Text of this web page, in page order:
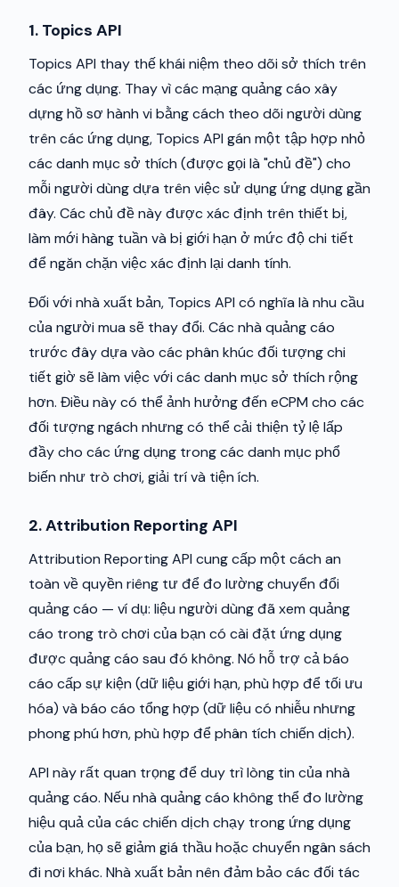
1. Topics API
Topics API thay thế khái niệm theo dõi sở thích trên
các ứng dụng. Thay vì các mạng quảng cáo xây
dựng hồ sơ hành vi bằng cách theo dõi người dùng
trên các ứng dụng, Topics API gán một tập hợp nhỏ
các danh mục sở thích (được gọi là "chủ đề") cho
mỗi người dùng dựa trên việc sử dụng ứng dụng gần
đây. Các chủ đề này được xác định trên thiết bị,
làm mới hàng tuần và bị giới hạn ở mức độ chi tiết
để ngăn chặn việc xác định lại danh tính.
Đối với nhà xuất bản, Topics API có nghĩa là nhu cầu
của người mua sẽ thay đổi. Các nhà quảng cáo
trước đây dựa vào các phân khúc đối tượng chi
tiết giờ sẽ làm việc với các danh mục sở thích rộng
hơn. Điều này có thể ảnh hưởng đến eCPM cho các
đối tượng ngách nhưng có thể cải thiện tỷ lệ lấp
đầy cho các ứng dụng trong các danh mục phổ
biến như trò chơi, giải trí và tiện ích.
2. Attribution Reporting API
Attribution Reporting API cung cấp một cách an
toàn về quyền riêng tư để đo lường chuyển đổi
quảng cáo — ví dụ: liệu người dùng đã xem quảng
cáo trong trò chơi của bạn có cài đặt ứng dụng
được quảng cáo sau đó không. Nó hỗ trợ cả báo
cáo cấp sự kiện (dữ liệu giới hạn, phù hợp để tối ưu
hóa) và báo cáo tổng hợp (dữ liệu có nhiễu nhưng
phong phú hơn, phù hợp để phân tích chiến dịch).
API này rất quan trọng để duy trì lòng tin của nhà
quảng cáo. Nếu nhà quảng cáo không thể đo lường
hiệu quả của các chiến dịch chạy trong ứng dụng
của bạn, họ sẽ giảm giá thầu hoặc chuyển ngân sách
đi nơi khác. Nhà xuất bản nên đảm bảo các đối tác